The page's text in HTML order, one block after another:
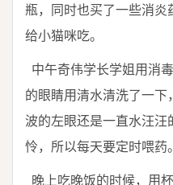
瓶，同时也买了一些消
给小猫咪吃。
中午奇伟学长学姐用消
的眼睛用清水清洗了一
波的左眼还是一直水汪
怜，所以每天要定时喂药。
晚上吃晚饭的时候，用